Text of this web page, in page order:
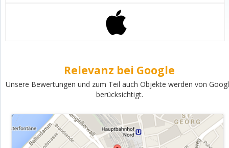
Relevanz bei Google
Unsere Bewertungen und zum Teil auch Objekte werden von
berücksichtigt.